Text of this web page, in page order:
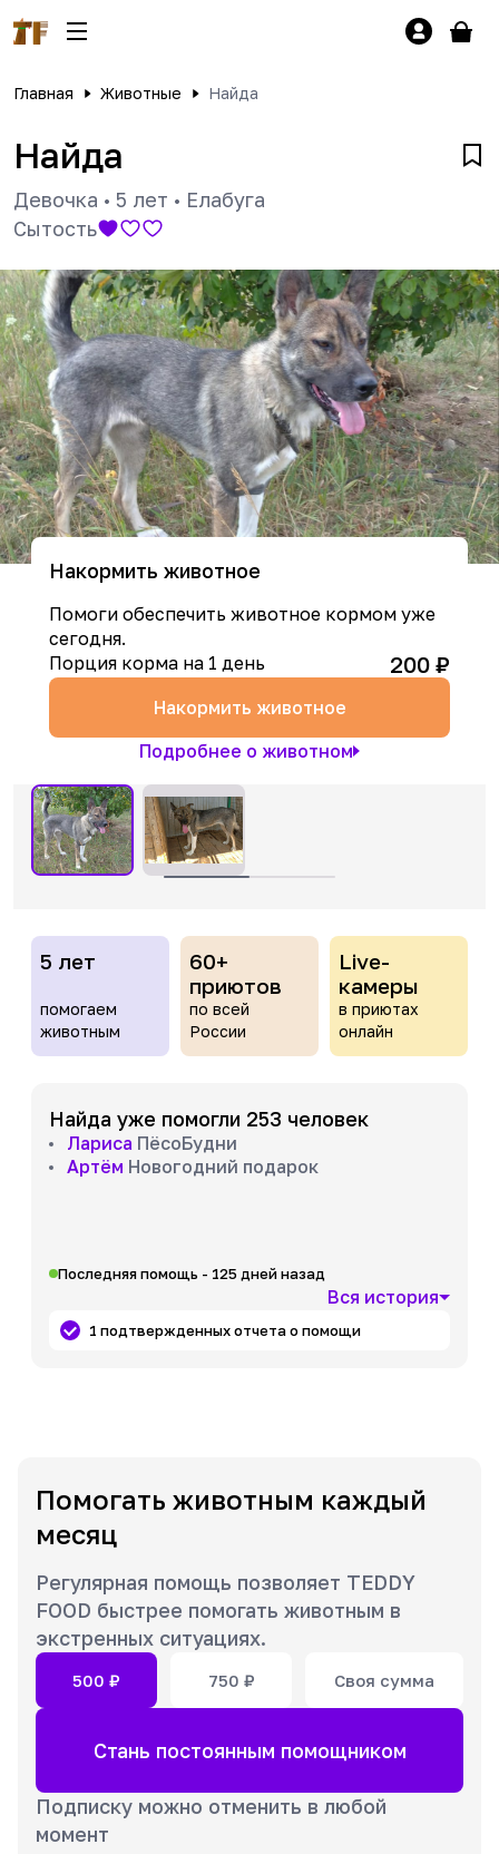
Главная Животные Найда
Найда
Девочка • 5 лет • Елабуга
Сытость
Накормить животное
Помоги обеспечить животное кормом уже
сегодня.
Порция корма на 1 день
200 ₽
Накормить животное
Подробнее о животном
5 лет
помогаем
животным
60+
приютов
по всей
России
Live-
камеры
в приютах
онлайн
Найда уже помогли 253 человек
Лариса ПёсоБудни
Артём Новогодний подарок
Последняя помощь - 125 дней назад
Вся история
1 подтвержденных отчета о помощи
Помогать животным каждый
месяц
Регулярная помощь позволяет TEDDY
FOOD быстрее помогать животным в
экстренных ситуациях.
500 ₽ 750 ₽ Своя сумма
Стань постоянным помощником
Подписку можно отменить в любой
момент